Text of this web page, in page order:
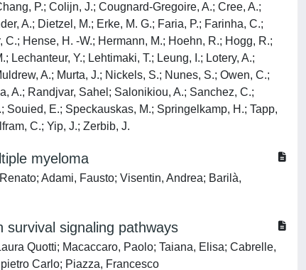
P.; Colijn, J.; Cougnard-Gregoire, A.; Cree, A.;
A.; Dietzel, M.; Erke, M. G.; Faria, P.; Farinha, C.;
C.; Hense, H. -W.; Hermann, M.; Hoehn, R.; Hogg, R.;
Lechanteur, Y.; Lehtimaki, T.; Leung, I.; Lotery, A.;
A.; Murta, J.; Nickels, S.; Nunes, S.; Owen, C.;
A.; Randjvar, Sahel; Salonikiou, A.; Sanchez, C.;
Souied, E.; Speckauskas, M.; Springelkamp, H.; Tapp,
C.; Yip, J.; Zerbib, J.
myeloma
Adami, Fausto; Visentin, Andrea; Barilà,
signaling pathways
Quotti; Macaccaro, Paolo; Taiana, Elisa; Cabrelle,
Carlo; Piazza, Francesco